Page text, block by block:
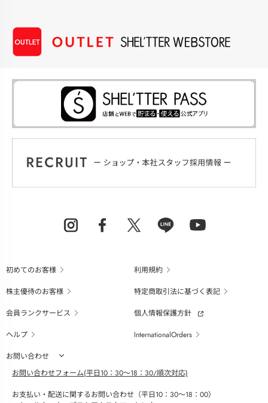
初めてのお客様
利用規約
株主優待のお客様
特定商取引法に基づく表記
会員ランクサービス
個人情報保護方針
ヘルプ
InternationalOrders
お問い合わせ
お問い合わせフォーム(平日10：30～18：30/順次対応)
お支払い・配送に関するお問い合わせ（平日10：30～18：00）